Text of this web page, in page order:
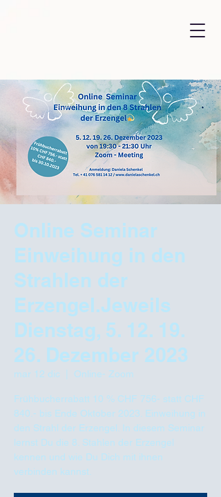
Online Seminar
Einweihung in den
Strahlen der
Erzengel.Jeweils
Dienstag, 5. 12. 19.
26. Dezember 2023
mar 12 dic Online- Zoom
Frühbucherrabatt 10 % CHF 756- statt CHF
840.- bis Ende Oktober 2023. Einweihung in
den Strahl der Erzengel. In diesem Seminar
lernst Du die 8. Stahlen der Erzengel
kennen und wie Du Dich mit ihnen
verbinden kannst.